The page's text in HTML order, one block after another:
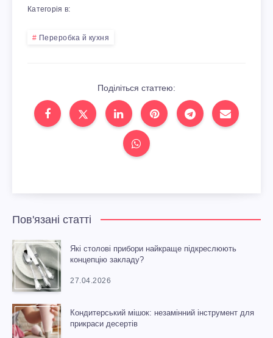
Категорія в:
Переробка й кухня
Поділіться статтею:
Пов'язані статті
Які столові прибори найкраще підкреслюють
концепцію закладу?
27.04.2026
Кондитерський мішок: незамінний інструмент для
прикраси десертів